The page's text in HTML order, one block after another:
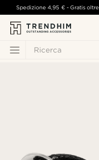
Ricerca
Spedizione4,95 €- Gratis oltre